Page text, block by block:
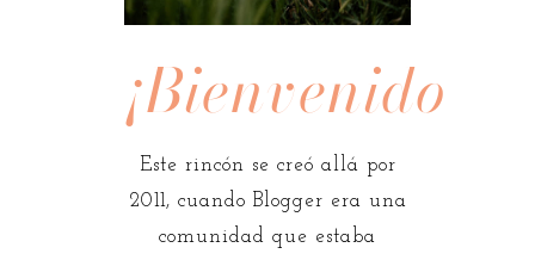
¡Bienvenidos!
Este rincón se creó allá por
2011, cuando Blogger era una
comunidad que estaba